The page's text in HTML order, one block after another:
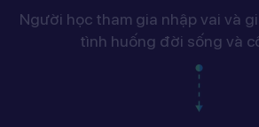
Người học tham gia nhập vai và
tình huống đời sống và